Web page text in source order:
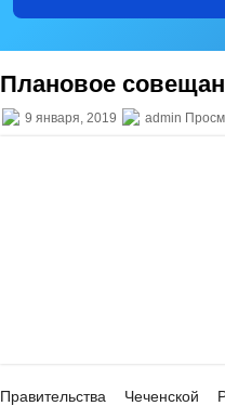
Плановое
9 января, 2019 admin
Правительства Чеченской